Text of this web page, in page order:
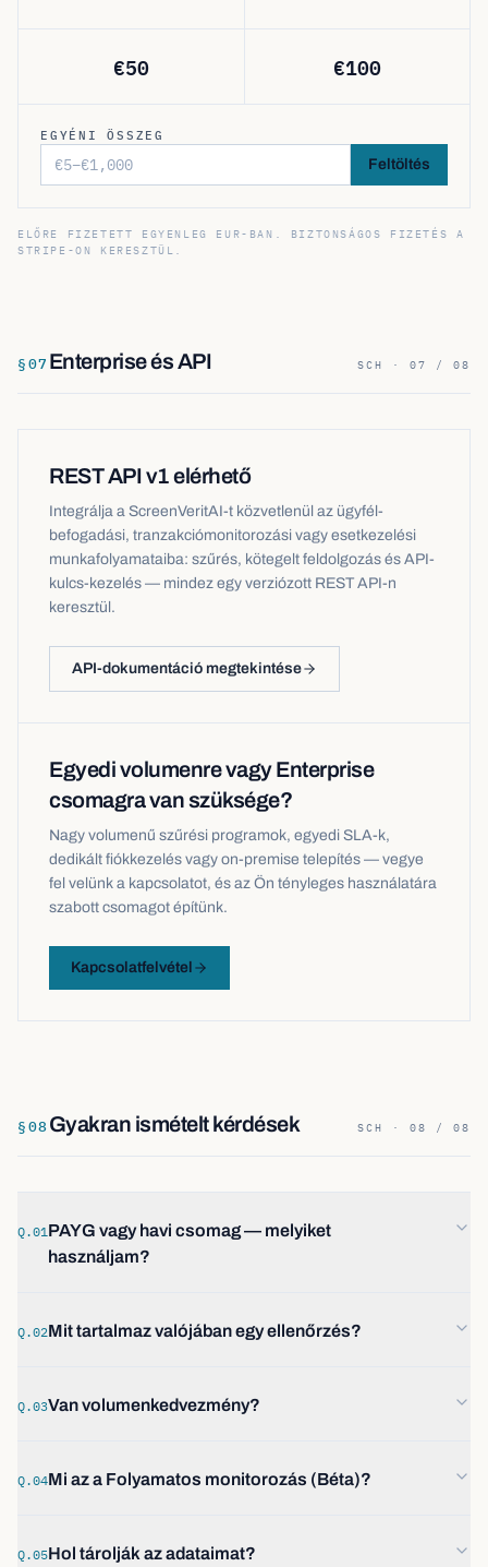
€50 €100
EGYÉNI ÖSSZEG
Feltöltés
ELŐRE FIZETETT EGYENLEG EUR-BAN. BIZTONSÁGOS FIZETÉS A
STRIPE-ON KERESZTÜL.
§07 Enterprise és API SCH · 07 / 08
REST API v1 elérhető
Integrálja a ScreenVeritAI-t közvetlenül az ügyfél-
befogadási, tranzakciómonitorozási vagy esetkezelési
munkafolyamataiba: szűrés, kötegelt feldolgozás és API-
kulcs-kezelés — mindez egy verziózott REST API-n
keresztül.
API-dokumentáció megtekintése
Egyedi volumenre vagy Enterprise
csomagra van szüksége?
Nagy volumenű szűrési programok, egyedi SLA-k,
dedikált fiókkezelés vagy on-premise telepítés — vegye
fel velünk a kapcsolatot, és az Ön tényleges használatára
szabott csomagot építünk.
Kapcsolatfelvétel
§08Gyakran ismételt kérdések SCH · 08 / 08
Q.01PAYG vagy havi csomag — melyiket
használjam?
Q.02Mit tartalmaz valójában egy ellenőrzés?
Q.03Van volumenkedvezmény?
Q.04Mi az a Folyamatos monitorozás (Béta)?
Q.05Hol tárolják az adataimat?